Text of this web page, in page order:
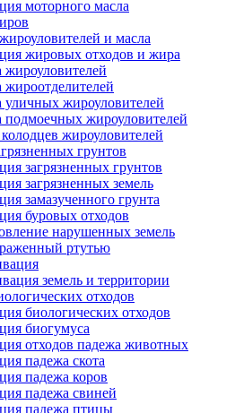
моторного масла
и масла
жировых отходов и жира
жироуловителей
жироотделителей
уличных жироуловителей
подмоечных жироуловителей
жироуловителей
грунтов
загрязненных грунтов
загрязненных земель
замазученного грунта
буровых отходов
нарушенных земель
ртутью
земель и территории
отходов
биологических отходов
биогумуса
отходов падежа животных
падежа скота
падежа коров
падежа свиней
падежа птицы